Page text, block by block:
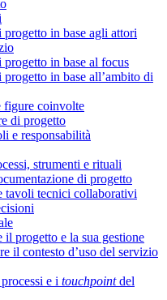
in base agli attori
in base al focus
in base all’ambito di
figure coinvolte
di progetto
e responsabilità
strumenti e rituali
di progetto
tavoli tecnici collaborativi
il progetto e la sua gestione
il contesto d’uso del servizio
e i touchpointdel